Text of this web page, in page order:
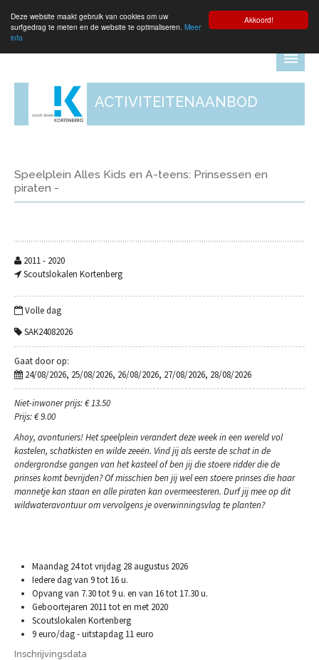
Akkoord!
Deze website maakt gebruik van cookies om uw
surfgedrag te meten en de website te optimaliseren. Meer
info
ACTIVITEITENAANBOD
Speelplein Alles Kids en A-teens: Prinsessen en
piraten -
2011 - 2020
Scoutslokalen Kortenberg
Volle dag
SAK24082026
Gaat door op:
24/08/2026, 25/08/2026, 26/08/2026, 27/08/2026, 28/08/2026
Niet-inwoner prijs: € 13.50
Prijs: € 9.00
Ahoy, avonturiers! Het speelplein verandert deze week in een wereld vol
kastelen, schatkisten en wilde zeeën. Vind jij als eerste de schat in de
ondergrondse gangen van het kasteel of ben jij die stoere ridder die de
prinses komt bevrijden? Of misschien ben jij wel een stoere prinses die haar
mannetje kan staan en alle piraten kan overmeesteren. Durf jij mee op dit
wildwateravontuur om vervolgens je overwinningsvlag te planten?
Maandag 24 tot vrijdag 28 augustus 2026
Iedere dag van 9 tot 16 u.
Opvang van 7.30 tot 9 u. en van 16 tot 17.30 u.
Geboortejaren 2011 tot en met 2020
Scoutslokalen Kortenberg
9 euro/dag - uitstapdag 11 euro
Inschrijvingsdata